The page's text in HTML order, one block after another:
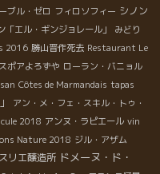
ブル・ゼロ フィロソフィー シノン
「エル・ギンジョレール」
みどり
2016 勝山晋作死去 Restaurant Le
ポアよろずや ローラン・バニョル
Côtes de Marmandais tapas
アン・メ・フェ・スキル・トゥ・
2018 アンヌ・ラピエール vin
Nature 2018 ジル・アザム
スリエ醸造所 ドメーヌ・ド・